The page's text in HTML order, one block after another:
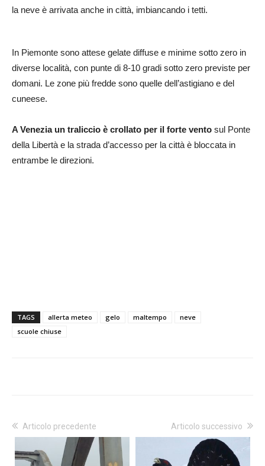
la neve è arrivata anche in città, imbiancando i tetti.
In Piemonte sono attese gelate diffuse e minime sotto zero in
diverse località, con punte di 8-10 gradi sotto zero previste per
domani. Le zone più fredde sono quelle dell’astigiano e del
cuneese.
A Venezia un traliccio è crollato per il forte vento sul Ponte
della Libertà e la strada d’accesso per la città è bloccata in
entrambe le direzioni.
TAGS allerta meteo gelo maltempo
neve
scuole chiuse
Articolo precedente Articolo successivo